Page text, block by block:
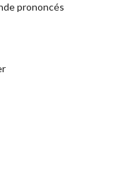
prononcés